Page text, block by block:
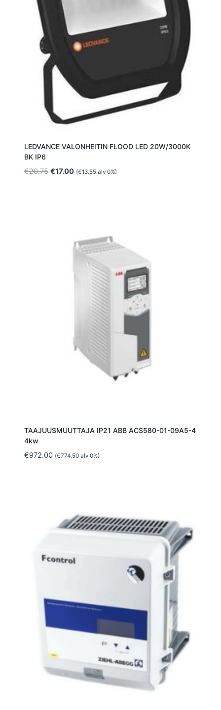
LEDVANCE VALONHEITIN FLOOD LED 20W/3000K
BK IP6
€20.75 Alkuperäinen
€17.00Nykyinen
(€13.55alv 0%)
TAAJUUSMUUTTAJA IP21 ABB ACS580-01-09A5-4
4kw
€972.00 (€774.50alv 0%)